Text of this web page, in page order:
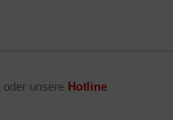
oder unsere Hotline